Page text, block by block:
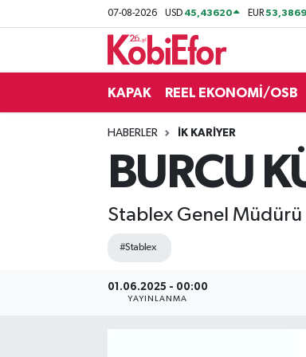
07-08-2026 USD 45,43620 EUR
KAPAK REEL EKONOMİ/OSB
HABERLER İK KARİYER
BURCU
Stablex Genel Müdürü
#Stablex
01.06.2025 - 00:00
YAYINLANMA
BİLİŞİM PANO